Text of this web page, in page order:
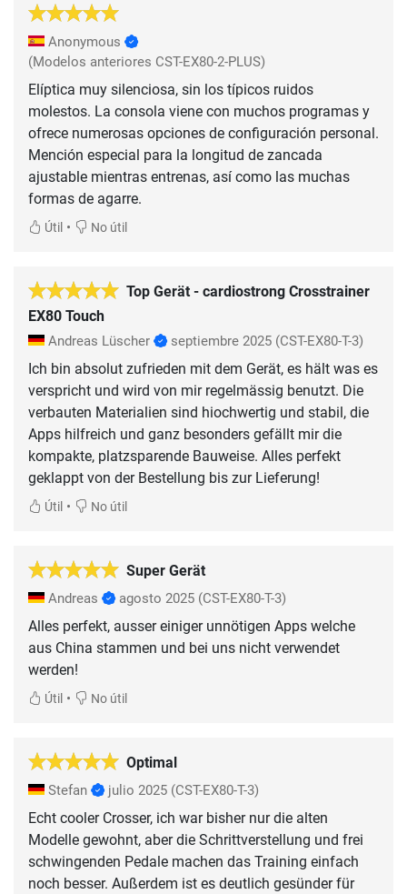
Anonymous
(Modelos anteriores CST-EX80-2-PLUS)
Elíptica muy silenciosa, sin los típicos ruidos
molestos. La consola viene con muchos programas y
ofrece numerosas opciones de configuración personal.
Mención especial para la longitud de zancada
ajustable mientras entrenas, así como las muchas
formas de agarre.
Útil • No útil
Top Gerät - cardiostrong Crosstrainer
EX80 Touch
Andreas Lüscher septiembre 2025 (CST-EX80-T-3)
Ich bin absolut zufrieden mit dem Gerät, es hält was es
verspricht und wird von mir regelmässig benutzt. Die
verbauten Materialien sind hiochwertig und stabil, die
Apps hilfreich und ganz besonders gefällt mir die
kompakte, platzsparende Bauweise. Alles perfekt
geklappt von der Bestellung bis zur Lieferung!
Útil • No útil
Super Gerät
Andreas agosto 2025 (CST-EX80-T-3)
Alles perfekt, ausser einiger unnötigen Apps welche
aus China stammen und bei uns nicht verwendet
werden!
Útil • No útil
Optimal
Stefan julio 2025 (CST-EX80-T-3)
Echt cooler Crosser, ich war bisher nur die alten
Modelle gewohnt, aber die Schrittverstellung und frei
schwingenden Pedale machen das Training einfach
noch besser. Außerdem ist es deutlich gesünder für